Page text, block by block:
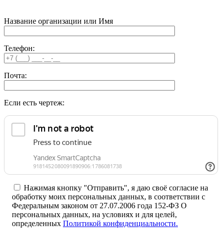
Название организации или Имя
Телефон:
Почта:
Если есть чертеж:
Нажимая кнопку "Отправить", я даю своё согласие на
обработку моих персональных данных, в соответствии с
Федеральным законом от 27.07.2006 года 152-ФЗ О
персональных данных, на условиях и для целей,
определенных Политикой конфиденциальности.